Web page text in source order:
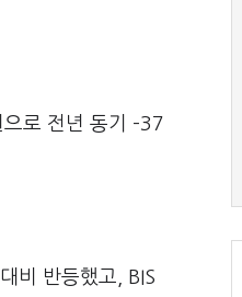
로 전년 동기 –37
비 반등했고, BIS